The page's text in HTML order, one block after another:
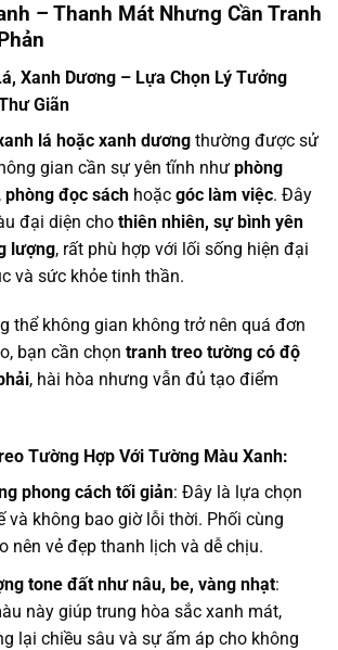
– Thanh Mát Nhưng Cần Tranh
Xanh Dương – Lựa Chọn Lý Tưởng
Giãn
lá hoặc xanh dương thường được sử
gian cần sự yên tĩnh như phòng
, phòng đọc sách hoặc góc làm việc. Đây
đại diện cho thiên nhiên, sự bình yên
lượng, rất phù hợp với lối sống hiện đại
và sức khỏe tinh thần.
thể không gian không trở nên quá đơn
bạn cần chọn tranh treo tường có độ
, hài hòa nhưng vẫn đủ tạo điểm
Tường Hợp Với Tường Màu Xanh:
phong cách tối giản: Đây là lựa chọn
và không bao giờ lỗi thời. Phối cùng
nên vẻ đẹp thanh lịch và dễ chịu.
tone đất như nâu, be, vàng nhạt:
này giúp trung hòa sắc xanh mát,
lại chiều sâu và sự ấm áp cho không